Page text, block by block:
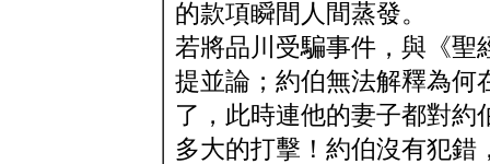
的款項瞬間人間蒸發。
若將品川受騙事件，與《聖
提並論；約伯無法解釋為何
了，此時連他的妻子都對
多大的打擊！約伯沒有犯